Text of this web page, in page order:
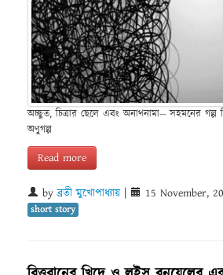
অচ্ছুত, চিত্রার ছেলে এবং অনাথনামা-- সহমনের
অণুগল্প
Read more
byব্রতী মুখোপাধ্যায় | 15 November,
short story